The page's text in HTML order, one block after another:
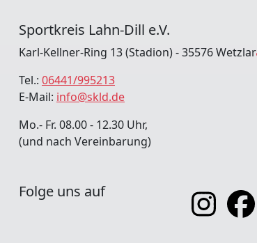
Sportkreis Lahn-Dill e.V.
Karl-Kellner-Ring 13 (Stadion) - 35576 Wetzlar
Tel.: 06441/995213
E-Mail: info@skld.de
Mo.- Fr. 08.00 - 12.30 Uhr,
(und nach Vereinbarung)
Folge uns auf